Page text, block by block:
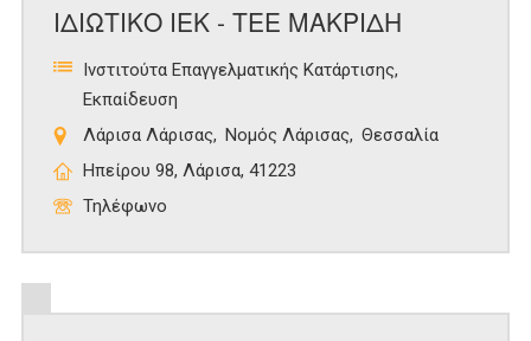
ΙΔΙΩΤΙΚΟ ΙΕΚ - ΤΕΕ ΜΑΚΡΙΔΗ
Ινστιτούτα Επαγγελματικής Κατάρτισης
Εκπαίδευση
Λάρισα Λάρισας
Νομός Λάρισας
Θεσσαλία
Ηπείρου 98, Λάρισα, 41223
Τηλέφωνο